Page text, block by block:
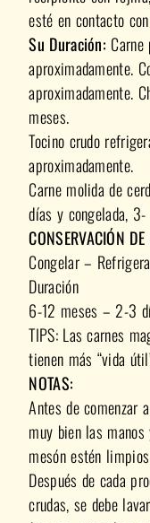
esté en contacto
Su Duración:
aproximadamente.
aproximadamente.
meses.
Tocino crudo
aproximadamente.
Carne molida de
días y congelada,
CONSERVACIÓN
Congelar –
Duración
6-12 meses – 2-3
TIPS: Las carnes
tienen más “vida
NOTAS:
Antes de comenzar
muy bien las
mesón estén
Después de cada
crudas, se debe